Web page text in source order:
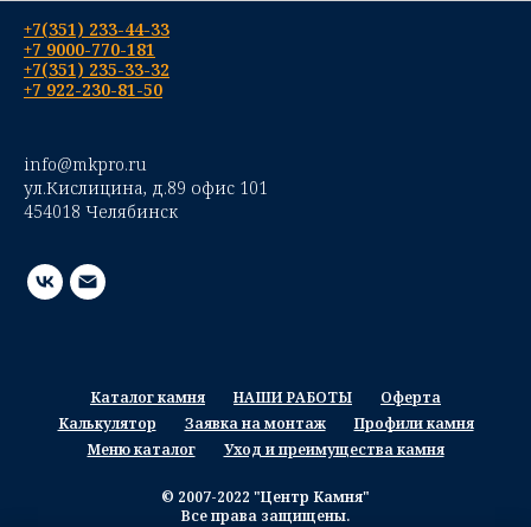
+7(351) 233-44-33
+7 9000-770-181
+7(351) 235-33-32
+7 922-230-81-50
info@mkpro.ru
ул.Кислицина, д.89 офис 101
454018 Челябинск
Каталог камня НАШИ РАБОТЫ
Оферта
Калькулятор
Заявка на монтаж
Профили камня
Меню каталог
Уход и преимущества камня
© 2007-2022 "Центр Камня"
Все права защищены.